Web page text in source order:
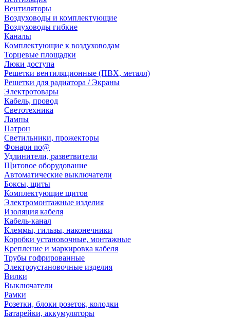
Вентиляторы
Воздуховоды и комплектующие
Воздуховоды гибкие
Каналы
Комплектующие к воздуховодам
Торцевые площадки
Люки доступа
Решетки вентиляционные (ПВХ, металл)
Решетки для радиатора / Экраны
Электротовары
Кабель, провод
Светотехника
Лампы
Патрон
Светильники, прожекторы
Фонари no@
Удлинители, разветвители
Щитовое оборудование
Автоматические выключатели
Боксы, щиты
Комплектующие щитов
Электромонтажные изделия
Изоляция кабеля
Кабель-канал
Клеммы, гильзы, наконечники
Коробки установочные, монтажные
Крепление и маркировка кабеля
Трубы гофрированные
Электроустановочные изделия
Вилки
Выключатели
Рамки
Розетки, блоки розеток, колодки
Батарейки, аккумуляторы